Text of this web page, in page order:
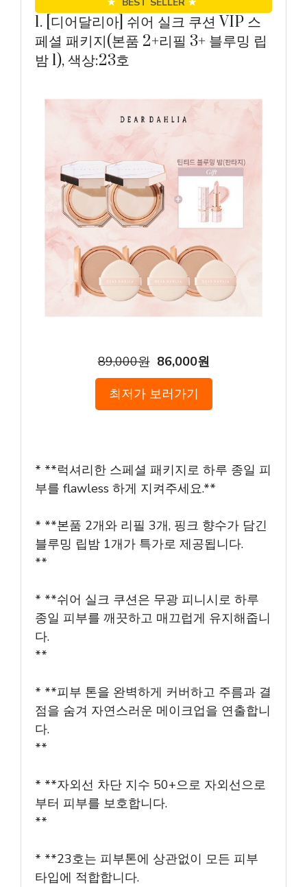
1. [디어달리아] 쉬어 실크 쿠션 VIP 스
페셜 패키지(본품 2+리필 3+ 블루밍 립
밤 1), 색상:23호
89,000원 86,000원
최저가 보러가기
* **럭셔리한 스페셜 패키지로 하루 종일 피
부를 flawless 하게 지켜주세요.**
* **본품 2개와 리필 3개, 핑크 향수가 담긴
블루밍 립밤 1개가 특가로 제공됩니다.
**
* **쉬어 실크 쿠션은 무광 피니시로 하루
종일 피부를 깨끗하고 매끄럽게 유지해줍니
다.
**
* **피부 톤을 완벽하게 커버하고 주름과 결
점을 숨겨 자연스러운 메이크업을 연출합니
다.
**
* **자외선 차단 지수 50+으로 자외선으로
부터 피부를 보호합니다.
**
* **23호는 피부톤에 상관없이 모든 피부
타입에 적합합니다.